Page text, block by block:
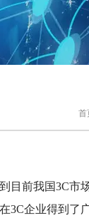
首
前我国3C市
3C企业得到了